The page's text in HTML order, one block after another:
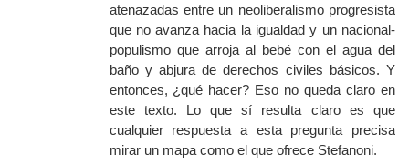
atenazadas entre un neoliberalismo progresista
que no avanza hacia la igualdad y un nacional-
populismo que arroja al bebé con el agua del
baño y abjura de derechos civiles básicos. Y
entonces, ¿qué hacer? Eso no queda claro en
este texto. Lo que sí resulta claro es que
cualquier respuesta a esta pregunta precisa
mirar un mapa como el que ofrece Stefanoni.